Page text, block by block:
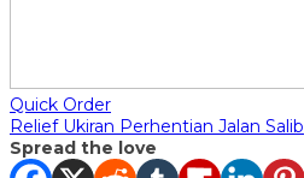
Quick Order
Relief Ukiran Perhentian Jalan Salib
Spread the love